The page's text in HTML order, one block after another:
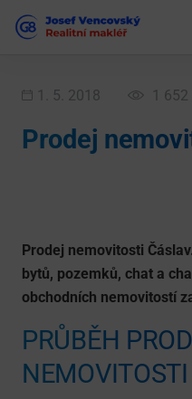
1. 5. 2018 1 652
Prodej
Prodej nemovitosti
bytů, pozemků, chat a
obchodních nemovitostí
PRŮBĚH
NEMOVITOSTI